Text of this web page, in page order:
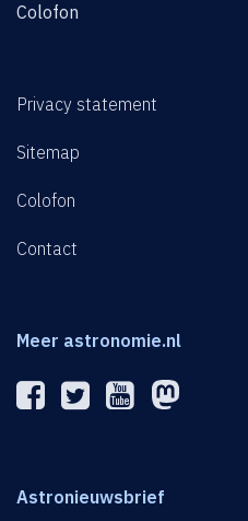
Colofon
Privacy statement
Sitemap
Colofon
Contact
Meer astronomie.nl
Astronieuwsbrief